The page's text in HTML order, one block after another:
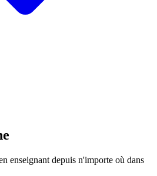
enseignant depuis n'importe où dans